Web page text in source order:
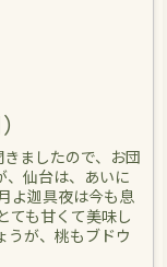
ましたので、お団
、仙台は、あいに
よ迦具夜は今も息
も甘くて美味し
うが、桃もブドウ